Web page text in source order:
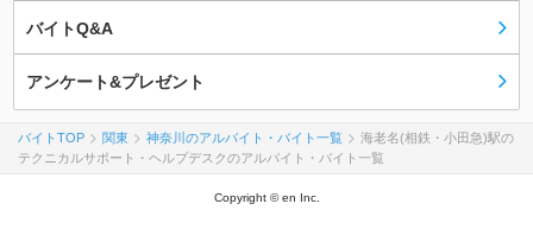
バイトQ&A
アンケート&プレゼント
バイトTOP 関東 神奈川のアルバイト・バイト一覧
海老名(相鉄・小田急)駅の
テクニカルサポート・ヘルプデスクのアルバイト・バイト一覧
Copyright © en Inc.